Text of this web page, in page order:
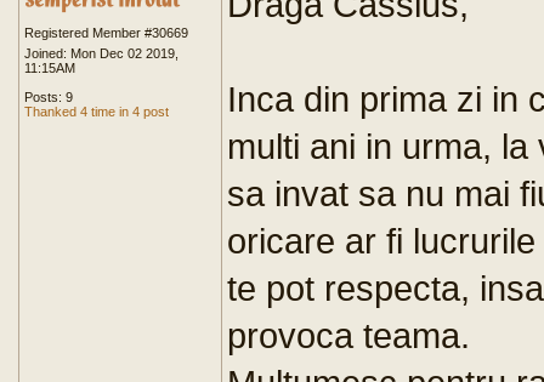
Registered Member #30669
Joined: Mon Dec 02 2019,
11:15AM
Posts: 9
Thanked 4 time in 4 post
Inca din prima zi in
multi ani in urma,
sa invat sa nu mai
oricare ar fi
te pot respecta,
provoca teama.